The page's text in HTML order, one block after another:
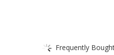
Frequently